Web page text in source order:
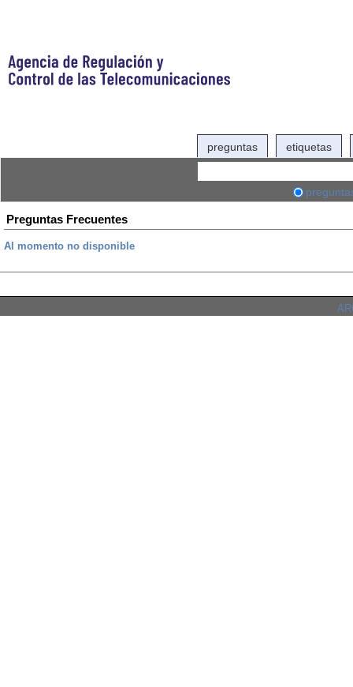
preguntas etiquetas
Preguntas Frecuentes
Al momento no disponible